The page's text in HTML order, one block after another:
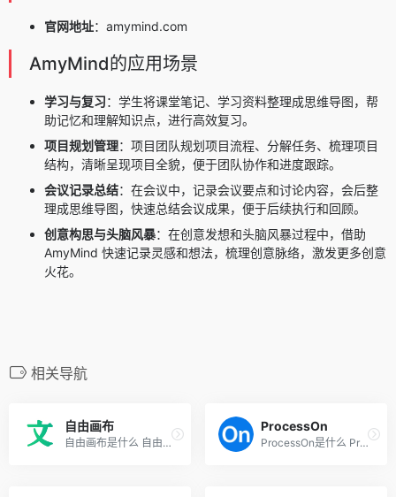
官网地址：amymind.com
AmyMind的应用场景
学习与复习：学生将课堂笔记、学习资料整理成思维导图，帮
助记忆和理解知识点，进行高效复习。
项目规划管理：项目团队规划项目流程、分解任务、梳理项目
结构，清晰呈现项目全貌，便于团队协作和进度跟踪。
会议记录总结：在会议中，记录会议要点和讨论内容，会后整
理成思维导图，快速总结会议成果，便于后续执行和回顾。
创意构思与头脑风暴：在创意发想和头脑风暴过程中，借助
AmyMind 快速记录灵感和想法，梳理创意脉络，激发更多创意
火花。
相关导航
自由画布
自由画布是什么 自由画布是百...
ProcessOn
ProcessOn是什么 ProcessOn是...